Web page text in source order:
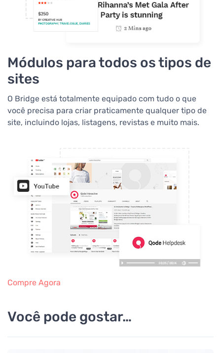
Módulos para todos os tipos de
sites
O Bridge está totalmente equipado com tudo o que
você precisa para criar praticamente qualquer tipo de
site, incluindo lojas, listagens, revistas e muito mais.
Compre Agora
Você pode gostar…